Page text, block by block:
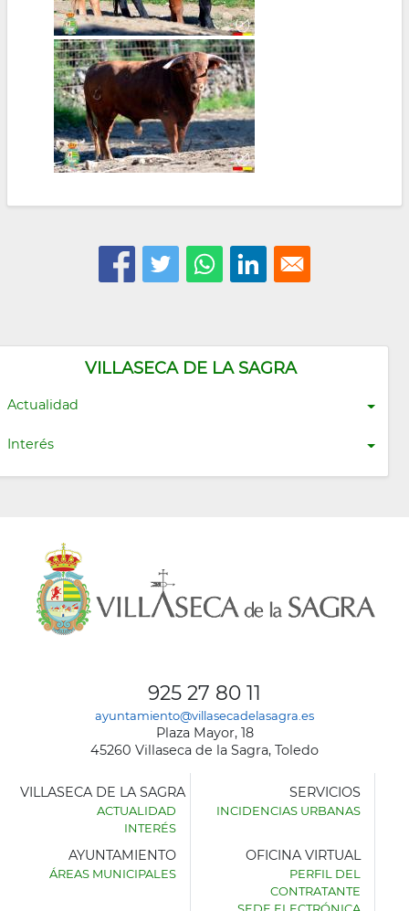
VILLASECA DE LA SAGRA
Actualidad
Interés
925 27 80 11
ayuntamiento@villasecadelasagra.es
Plaza Mayor, 18
45260 Villaseca de la Sagra, Toledo
AYUNTAMIENTO
VILLASECA DE LA SAGRA
ACTUALIDAD
INTERÉS
SERVICIOS
INCIDENCIAS URBANAS
AYUNTAMIENTO
ÁREAS MUNICIPALES
OFICINA VIRTUAL
PERFIL DEL
CONTRATANTE